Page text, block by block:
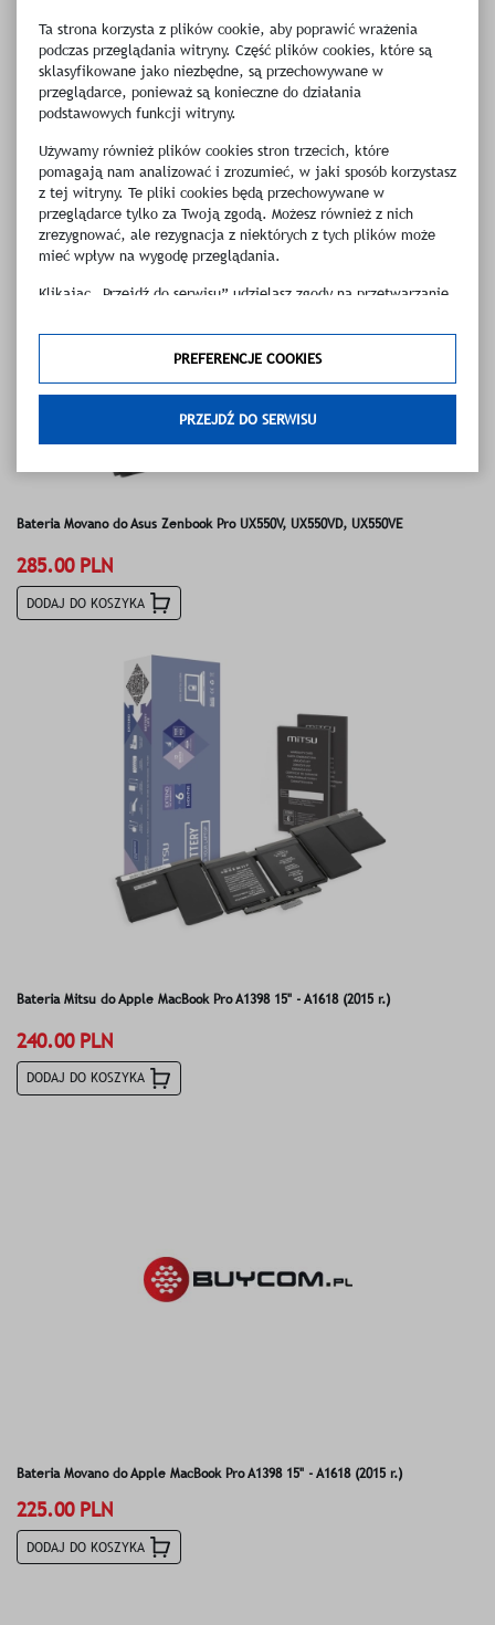
Bateria Mitsu do Asus Zenbook Pro UX550V, UX550VD, UX550VE
285.00 PLN
Bateria Movano do Asus Zenbook Pro UX550V, UX550VD, UX550VE
285.00 PLN
DODAJ DO KOSZYKA
Bateria Mitsu do Apple MacBook Pro A1398 15" - A1618 (2015 r.)
240.00 PLN
DODAJ DO KOSZYKA
Bateria Movano do Apple MacBook Pro A1398 15" - A1618 (2015 r.)
225.00 PLN
DODAJ DO KOSZYKA
Ta strona korzysta z plików cookie, aby poprawić wrażenia
podczas przeglądania witryny. Część plików cookies, które są
sklasyfikowane jako niezbędne, są przechowywane w
przeglądarce, ponieważ są konieczne do działania
podstawowych funkcji witryny.
Używamy również plików cookies stron trzecich, które
pomagają nam analizować i zrozumieć, w jaki sposób korzystasz
z tej witryny. Te pliki cookies będą przechowywane w
przeglądarce tylko za Twoją zgodą. Możesz również z nich
zrezygnować, ale rezygnacja z niektórych z tych plików może
mieć wpływ na wygodę przeglądania.
Klikając „Przejdź do serwisu” udzielasz zgody na przetwarzanie
naszej stronie. Dane są zbierane w celach zgodnych z naszą
orazpolityką cookies. Zgoda jest
klikając w "Preferencje cookies".
cookies.
PREFERENCJE COOKIES
PRZEJDŹ DO SERWISU